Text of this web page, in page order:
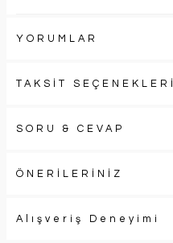
YORUMLAR
TAKSİT SEÇENEKLERİ
SORU & CEVAP
ÖNERİLERİNİZ
Alışveriş Deneyimi